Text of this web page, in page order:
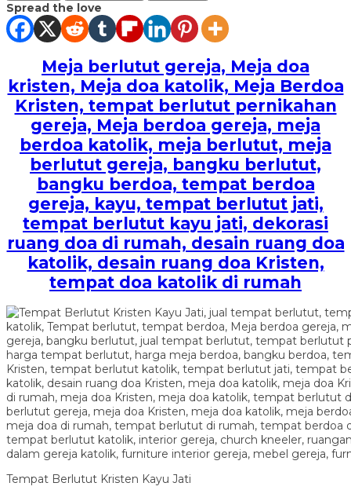
Spread the love
Meja berlutut gereja, Meja doa
kristen, Meja doa katolik, Meja Berdoa
Kristen, tempat berlutut pernikahan
gereja, Meja berdoa gereja, meja
berdoa katolik, meja berlutut, meja
berlutut gereja, bangku berlutut,
bangku berdoa, tempat berdoa
gereja, kayu, tempat berlutut jati,
tempat berlutut kayu jati, dekorasi
ruang doa di rumah, desain ruang doa
katolik, desain ruang doa Kristen,
tempat doa katolik di rumah
Tempat Berlutut Kristen Kayu Jati